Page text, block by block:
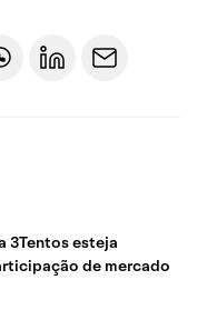
3Tentos esteja
de mercado